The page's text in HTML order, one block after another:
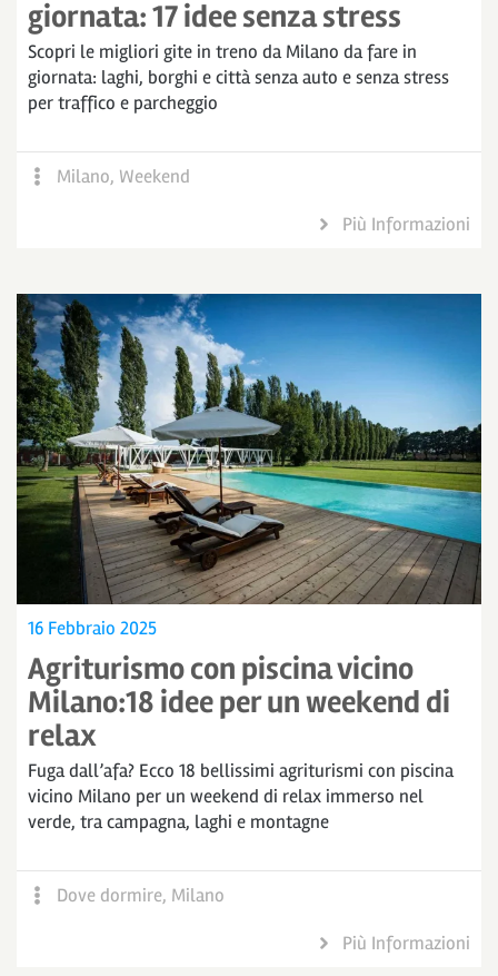
giornata: 17 idee senza stress
Scopri le migliori gite in treno da Milano da fare in
giornata: laghi, borghi e città senza auto e senza stress
per traffico e parcheggio
Milano, Weekend
Più Informazioni
16 Febbraio 2025
Agriturismo con piscina vicino
Milano:18 idee per un weekend di
relax
Fuga dall’afa? Ecco 18 bellissimi agriturismi con piscina
vicino Milano per un weekend di relax immerso nel
verde, tra campagna, laghi e montagne
Dove dormire, Milano
Più Informazioni